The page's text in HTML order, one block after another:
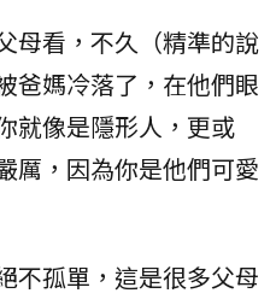
母看，不久（精準的說
爸媽冷落了，在他們眼
就像是隱形人，更或
厲，因為你是他們可愛
不孤單，這是很多父母